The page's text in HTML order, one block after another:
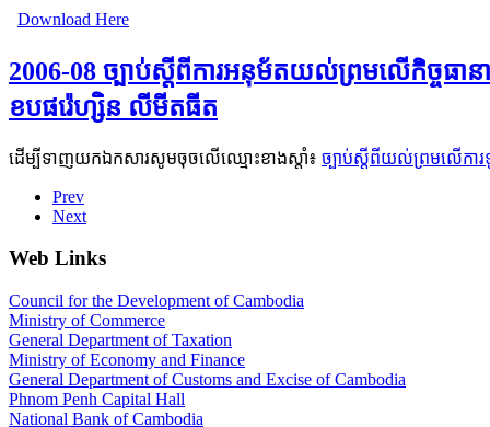
Download Here
2006-08 ច្បាប់ស្តីពីការអនុម័តយល់ព្រមលើកិច្ចធា
ខបផរ៉េហ្សិន លីមីតធីត
ដើម្បីទាញយកឯកសារសូមចុចលើឈ្មោះខាងស្តាំ៖ ច្បាប់ស្តីពីយល់ព្រមលើកា
Prev
Next
Web Links
Council for the Development of Cambodia
Ministry of Commerce
General Department of Taxation
Ministry of Economy and Finance
General Department of Customs and Excise of Cambodia
Phnom Penh Capital Hall
National Bank of Cambodia